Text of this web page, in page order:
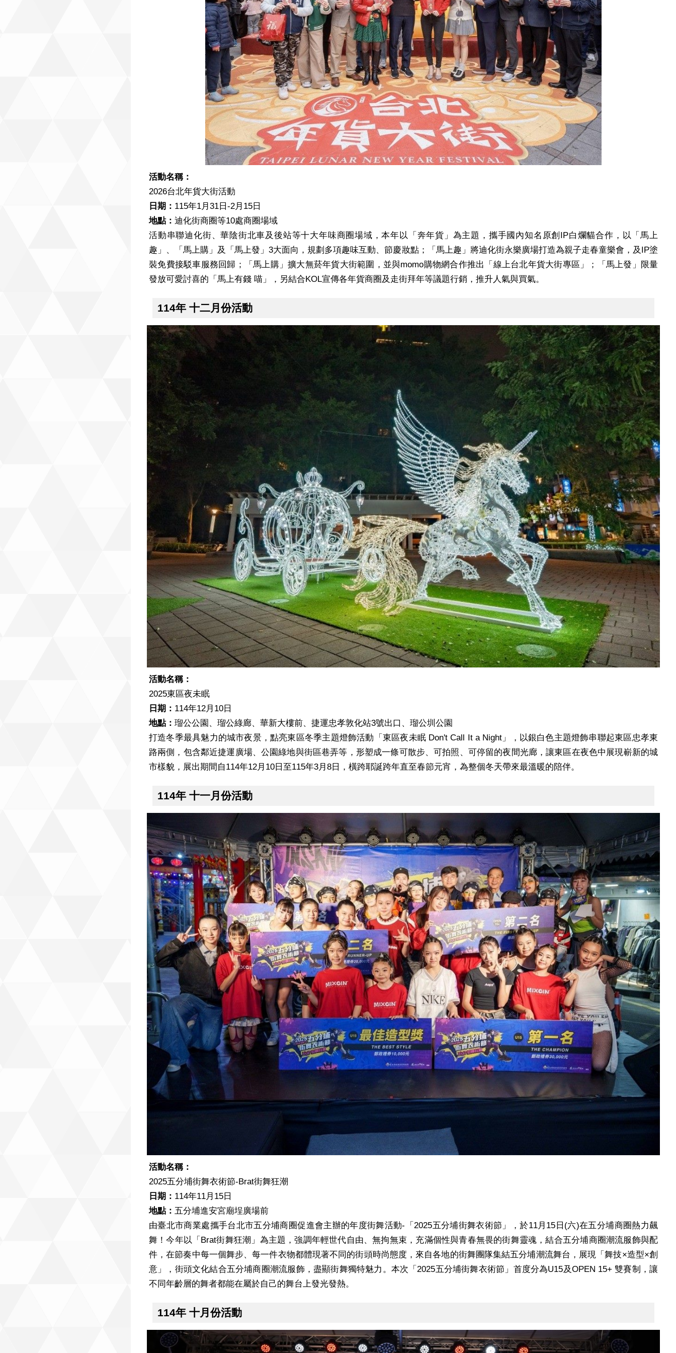
活動名稱：
2026台北年貨大街活動
日期： 115年1月31日-2月15日
地點： 迪化街商圈等10處商圈場域
活動串聯迪化街、華陰街北車及後站等十大年味商圈場域，本年以「奔年貨」為主題，攜手國內知名原創IP白爛貓合作，以「馬上
趣」、「馬上購」及「馬上發」3大面向，規劃多項趣味互動、節慶妝點；「馬上趣」將迪化街永樂廣場打造為親子走春童樂會，及IP塗
裝免費接駁車服務回歸；「馬上購」擴大無菸年貨大街範圍，並與momo購物網合作推出「線上台北年貨大街專區」；「馬上發」限量
發放可愛討喜的「馬上有錢 喵」，另結合KOL宣傳各年貨商圈及走街拜年等議題行銷，推升人氣與買氣。
114年 十二月份活動
活動名稱：
2025東區夜未眠
日期： 114年12月10日
地點： 瑠公公園、瑠公綠廊、華新大樓前、捷運忠孝敦化站3號出口、瑠公圳公園
打造冬季最具魅力的城市夜景，點亮東區冬季主題燈飾活動「東區夜未眠 Don't Call It a Night」，以銀白色主題燈飾串聯起東區忠孝東
路兩側，包含鄰近捷運廣場、公園綠地與街區巷弄等，形塑成一條可散步、可拍照、可停留的夜間光廊，讓東區在夜色中展現嶄新的城
市樣貌，展出期間自114年12月10日至115年3月8日，橫跨耶誕跨年直至春節元宵，為整個冬天帶來最溫暖的陪伴。
114年 十一月份活動
活動名稱：
2025五分埔街舞衣術節-Brat街舞狂潮
日期： 114年11月15日
地點： 五分埔進安宮廟埕廣場前
由臺北市商業處攜手台北市五分埔商圈促進會主辦的年度街舞活動-「2025五分埔街舞衣術節」，於11月15日(六)在五分埔商圈熱力飆
舞！今年以「Brat街舞狂潮」為主題，強調年輕世代自由、無拘無束，充滿個性與青春無畏的街舞靈魂，結合五分埔商圈潮流服飾與配
件，在節奏中每一個舞步、每一件衣物都體現著不同的街頭時尚態度，來自各地的街舞團隊集結五分埔潮流舞台，展現「舞技×造型×創
意」，街頭文化結合五分埔商圈潮流服飾，盡顯街舞獨特魅力。本次「2025五分埔街舞衣術節」首度分為U15及OPEN 15+ 雙賽制，讓
不同年齡層的舞者都能在屬於自己的舞台上發光發熱。
114年 十月份活動